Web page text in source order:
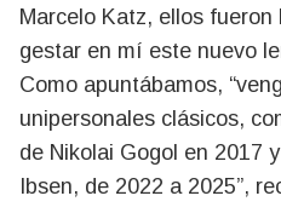
Marcelo Katz, ellos
gestar en mí este nuevo
Como apuntábamos,
unipersonales clásicos,
de Nikolai Gogol en 2017 y
Ibsen, de 2022 a 2025”,